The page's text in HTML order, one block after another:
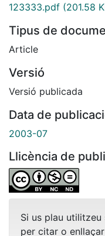
123333.pdf (201.58
Tipus de
Article
Versió
Versió publicada
Data de
2003-07
Llicència de
Si us plau
per citar o